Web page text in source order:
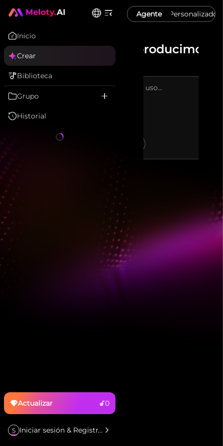
Inicio
Crear
Biblioteca
Grupo
Historial
Actualizar 0
S Iniciar sesión & Registrarse
Agente Personalizado
¿Qué producimos